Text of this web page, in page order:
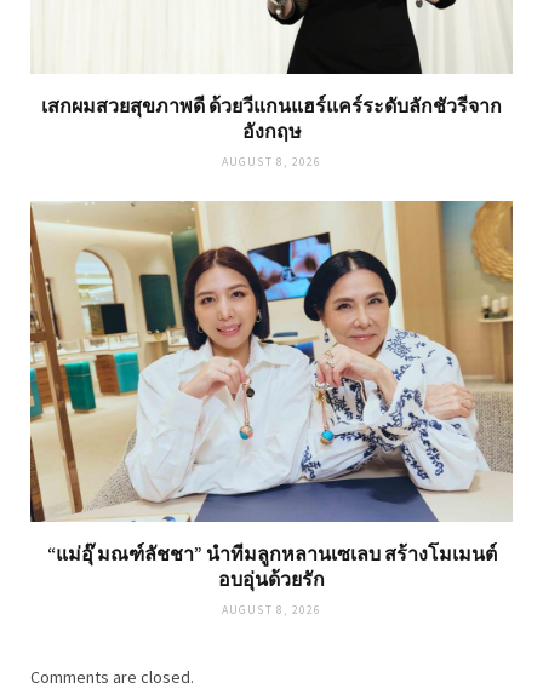
เสกผมสวยสุขภาพดี ด้วยวีแกนแฮร์แคร์ระดับลักชัวรีจาก
อังกฤษ
AUGUST 8, 2026
“แม่อุ๊ มณฑ์ลัชชา” นำทีมลูกหลานเซเลบ สร้างโมเมนต์
อบอุ่นด้วยรัก
AUGUST 8, 2026
Comments are closed.